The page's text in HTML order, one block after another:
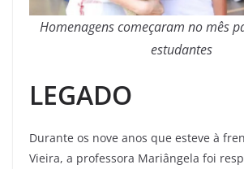
Homenagens começaram no mês
estudantes
LEGADO
Durante os nove anos que esteve à
Vieira, a professora Mariângela foi